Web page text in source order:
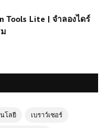
Tools Lite | จำลองไดร์
โลยี เบราว์เซอร์